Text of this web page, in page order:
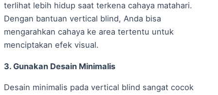
terlihat lebih hidup saat terkena cahaya matahari.
Dengan bantuan vertical blind, Anda bisa
mengarahkan cahaya ke area tertentu untuk
menciptakan efek visual.
3. Gunakan Desain Minimalis
Desain minimalis pada vertical blind sangat cocok